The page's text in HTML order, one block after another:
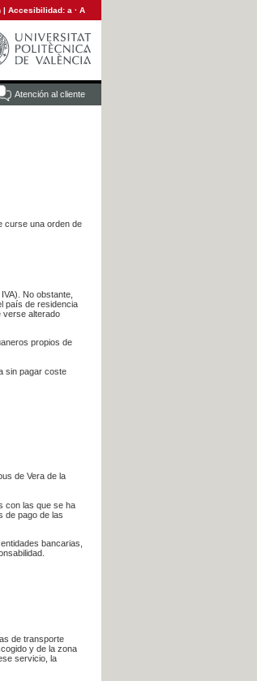
| Accesibilidad: a · A
Atención al cliente
curse una orden de
No obstante,
país de residencia
verse alterado
propios de
sin pagar coste
de Vera de la
con las que se ha
de pago de las
bancarias,
de transporte
y de la zona
servicio, la